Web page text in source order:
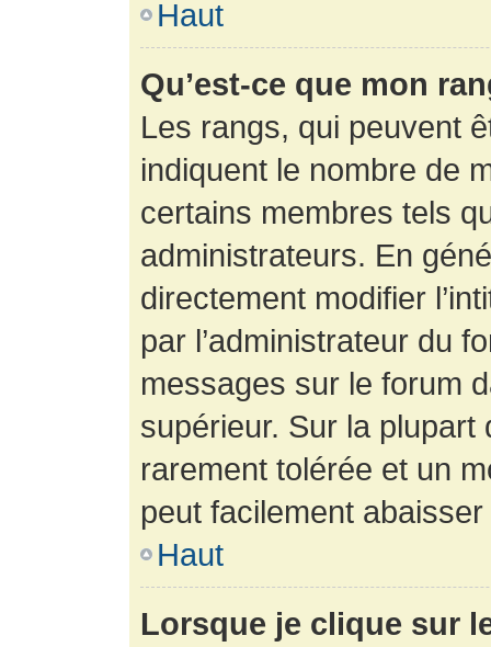
Haut
Qu’est-ce que mon
Les rangs, qui peuvent
indiquent le nombre de
certains membres tels
administrateurs. En
directement modifier
par l’administrateur du
messages sur le forum
supérieur. Sur la
rarement tolérée et un
peut facilement
Haut
Lorsque je clique sur